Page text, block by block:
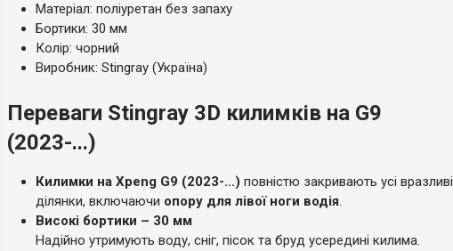
Матеріал: поліуретан без запаху
Бортики: 30 мм
Колір: чорний
Виробник: Stingray (Україна)
Переваги Stingray 3D килимків на G9
(2023-...)
Килимки на Xpeng G9 (2023-...) повністю закривають усі вразливі
ділянки, включаючи опору для лівої ноги водія.
Високі бортики – 30 мм
Надійно утримують воду, сніг, пісок та бруд усередині килима.